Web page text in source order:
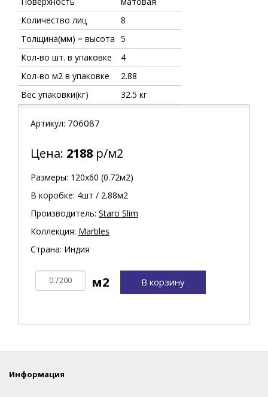
Количество лиц
8
Толщина(мм) = высота 5
Кол-во шт. в упаковке
4
Кол-во м2 в упаковке
2.88
Вес упаковки(кг)
32.5 кг
Артикул: 706087
Цена: 2188 р/м2
Размеры: 120х60 (0.72м2)
В коробке: 4шт / 2.88м2
Производитель: Staro Slim
Коллекция: Marbles
Страна: Индия
В корзину
Информация